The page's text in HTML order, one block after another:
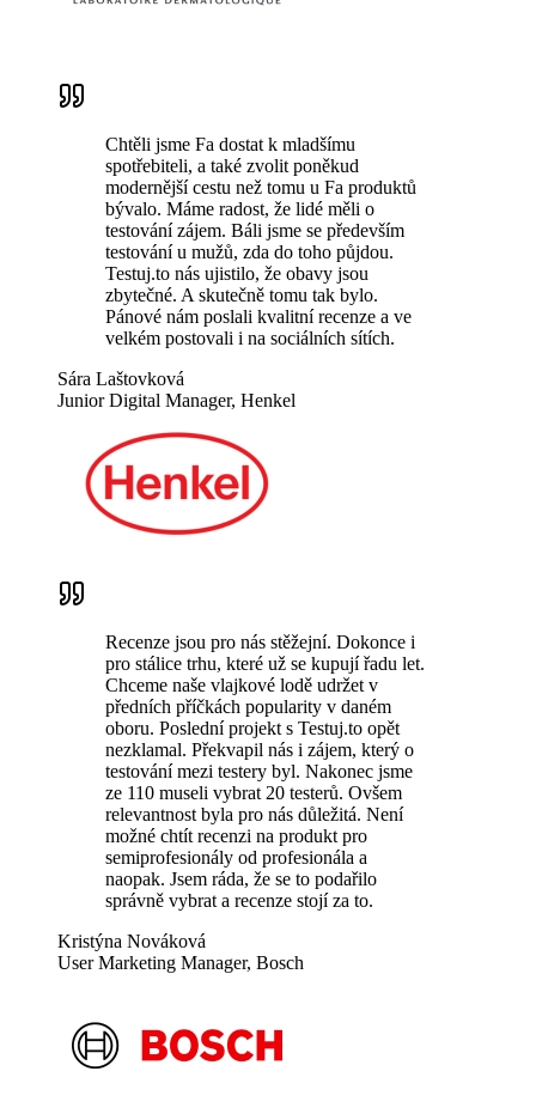
Chtěli jsme Fa dostat k mladšímu
spotřebiteli, a také zvolit poněkud
modernější cestu než tomu u Fa produktů
bývalo. Máme radost, že lidé měli o
testování zájem. Báli jsme se především
testování u mužů, zda do toho půjdou.
Testuj.to nás ujistilo, že obavy jsou
zbytečné. A skutečně tomu tak bylo.
Pánové nám poslali kvalitní recenze a ve
velkém postovali i na sociálních sítích.
Sára Laštovková
Junior Digital Manager, Henkel
Recenze jsou pro nás stěžejní. Dokonce i
pro stálice trhu, které už se kupují řadu let.
Chceme naše vlajkové lodě udržet v
předních příčkách popularity v daném
oboru. Poslední projekt s Testuj.to opět
nezklamal. Překvapil nás i zájem, který o
testování mezi testery byl. Nakonec jsme
ze 110 museli vybrat 20 testerů. Ovšem
relevantnost byla pro nás důležitá. Není
možné chtít recenzi na produkt pro
semiprofesionály od profesionála a
naopak. Jsem ráda, že se to podařilo
správně vybrat a recenze stojí za to.
Kristýna Nováková
User Marketing Manager, Bosch